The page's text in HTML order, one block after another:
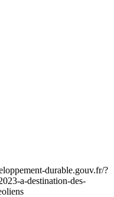
durable.gouv.fr/?
a-destination-des-